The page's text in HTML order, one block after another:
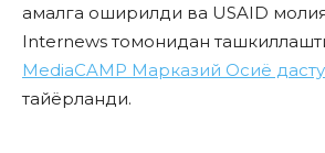
амалга оширилди ва USAID
Internews томонидан
MediaCAMP Марказий Осиё
тайёрланди.